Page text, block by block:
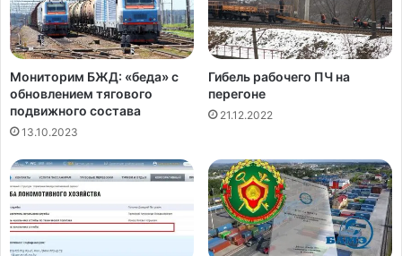
Мониторим БЖД: «беда» с
обновлением тягового
подвижного состава
13.10.2023
Гибель рабочего ПЧ на
перегоне
21.12.2022